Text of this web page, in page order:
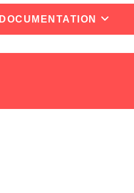
DOCUMENTATION